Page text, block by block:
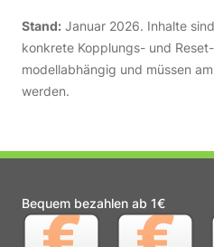
Stand: Januar 2026. Inhalte
konkrete Kopplungs- und
modellabhängig und müssen
werden.
Bequem bezahlen ab 1€